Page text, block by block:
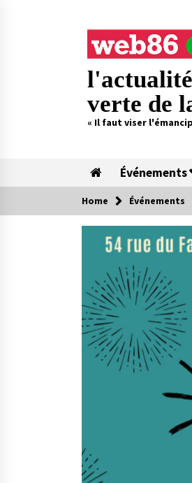
verte de
« Il faut viser
Événements
Home Événements